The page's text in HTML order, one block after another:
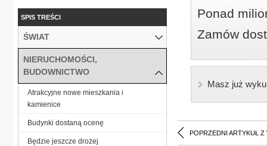
Ponad
Zamów
Masz już
POPRZEDNI ARTYKUŁ Z
SPIS TREŚCI
ŚWIAT
NIERUCHOMOŚCI,
BUDOWNICTWO
Atrakcyjne nowe mieszkania i
kamienice
Budynki dostaną ocenę
Będzie jeszcze drożej